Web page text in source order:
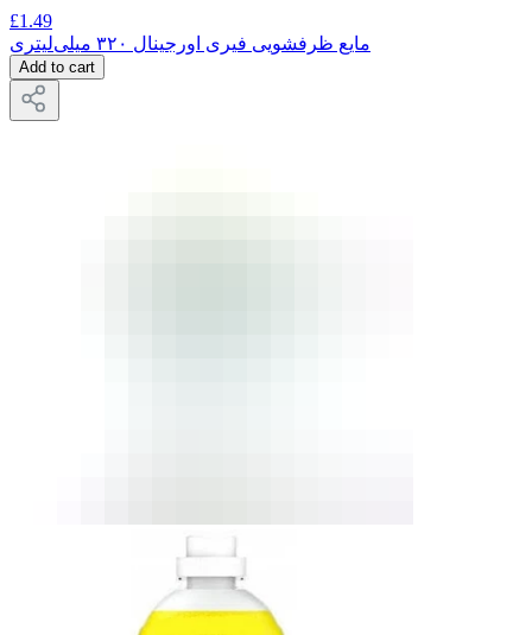
£1.49
مایع ظرفشویی فیری اورجینال ۳۲۰ میلی‌لیتری
Add to cart